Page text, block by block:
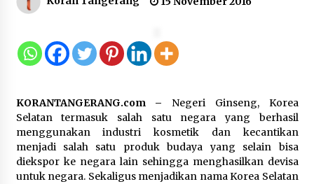
Fiktif, Eks VP Angkasa Pura Kargo
Ditahan
Dukung Ekosistem Kendaraan
Listrik, Wapres Dorong Link and
Match Pendidikan–Industri
5 Agustus 2026
KORANTANGERANG.com – Negeri Ginseng, Korea
Selatan termasuk salah satu negara yang berhasil
menggunakan industri kosmetik dan kecantikan
menjadi salah satu produk budaya yang selain bisa
diekspor ke negara lain sehingga menghasilkan devisa
untuk negara. Sekaligus menjadikan nama Korea Selatan